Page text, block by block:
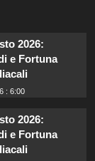
2026:
e Fortuna
: 6:00
2026:
e Fortuna